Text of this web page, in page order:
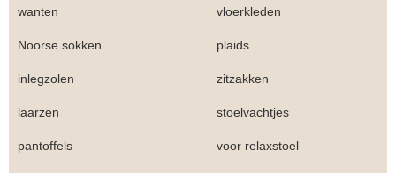
wanten vloerkleden
Noorse sokken plaids
inlegzolen zitzakken
laarzen stoelvachtjes
pantoffels voor relaxstoel